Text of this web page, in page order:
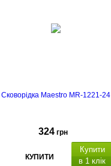
Сковорідка Maestro MR-1221-24
324 грн
КУПИТИ
Купити
в 1 клік